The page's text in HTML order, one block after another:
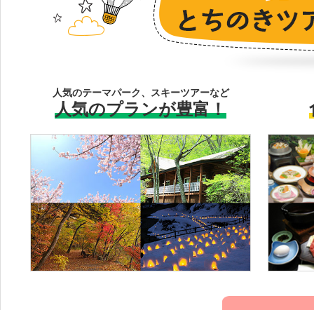
人気のテーマパーク、スキーツアーなど
人気のプランが豊富！